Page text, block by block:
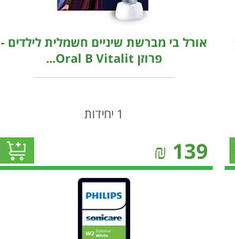
אורל בי מברשת שיניים חשמלית לילדים -
פרוזן Oral B Vitalit...
1 יחידות
139
₪